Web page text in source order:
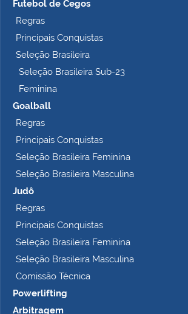
Futebol de Cegos
Regras
Principais Conquistas
Seleção Brasileira
Seleção Brasileira Sub-23
Feminina
Goalball
Regras
Principais Conquistas
Seleção Brasileira Feminina
Seleção Brasileira Masculina
Judô
Regras
Principais Conquistas
Seleção Brasileira Feminina
Seleção Brasileira Masculina
Comissão Técnica
Powerlifting
Arbitragem